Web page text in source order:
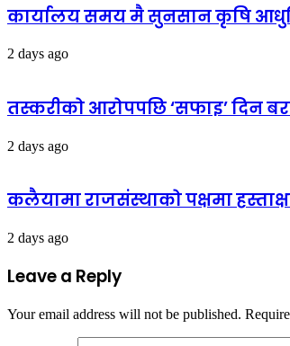
कार्यालय समय मै सुनसान कृषि
2 days ago
तस्करीको आरोपपछि ‘सफाइ’ दिन
2 days ago
कलैयामा राजसंस्थाको पक्षमा
2 days ago
Leave a Reply
Your email address will not be published.